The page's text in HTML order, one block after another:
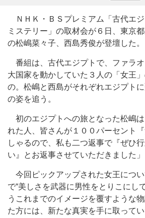
ＮＨＫ・ＢＳプレミアム「古代エ
ミステリー」の取材会が６日、東京
の松嶋菜々子、西島秀俊が登壇した。
番組は、古代エジプトで、ファラ
大国家を動かしていた３人の「女王
の。松嶋と西島がそれぞれエジプト
の姿を追う。
初のエジプトへの旅となった松嶋
れた人、皆さんが１００パーセント
しゃるので、私も二つ返事で『ぜひ
い』とお返事させていただきました」
今回ピックアップされた女王につ
で“美しさを武器に男性をとりこにし
うこれまでのイメージを覆すような
た方には、新たな真実を手に取って